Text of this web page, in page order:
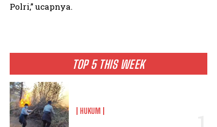
TOP 5 THIS WEEK
HUKUM
Polri,” ucapnya.